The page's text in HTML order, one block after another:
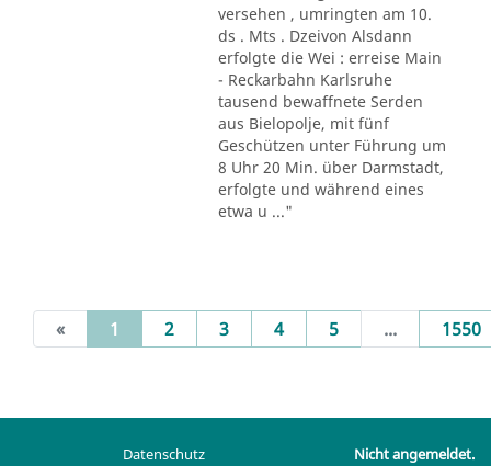
versehen , umringten am 10.
ds . Mts . Dzeivon Alsdann
erfolgte die Wei : erreise Main
- Reckarbahn Karlsruhe
tausend bewaffnete Serden
aus Bielopolje, mit fünf
Geschützen unter Führung um
8 Uhr 20 Min. über Darmstadt,
erfolgte und während eines
etwa u ..."
« 1 (current)
2 3 4 5 ... 1550
Datenschutz
Nicht angemeldet.